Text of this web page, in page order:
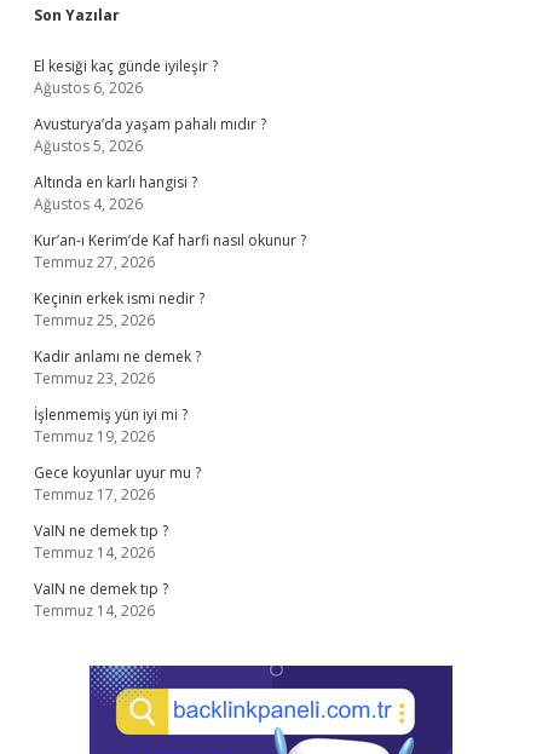
Sidebar
Son Yazılar
El kesiği kaç günde iyileşir ?
Ağustos 6, 2026
Avusturya’da yaşam pahalı mıdır ?
Ağustos 5, 2026
Altında en karlı hangisi ?
Ağustos 4, 2026
Kur’an-ı Kerim’de Kaf harfi nasıl okunur ?
Temmuz 27, 2026
Keçinin erkek ismi nedir ?
Temmuz 25, 2026
Kadir anlamı ne demek ?
Temmuz 23, 2026
İşlenmemiş yün iyi mi ?
Temmuz 19, 2026
Gece koyunlar uyur mu ?
Temmuz 17, 2026
VaIN ne demek tıp ?
Temmuz 14, 2026
VaIN ne demek tıp ?
Temmuz 14, 2026